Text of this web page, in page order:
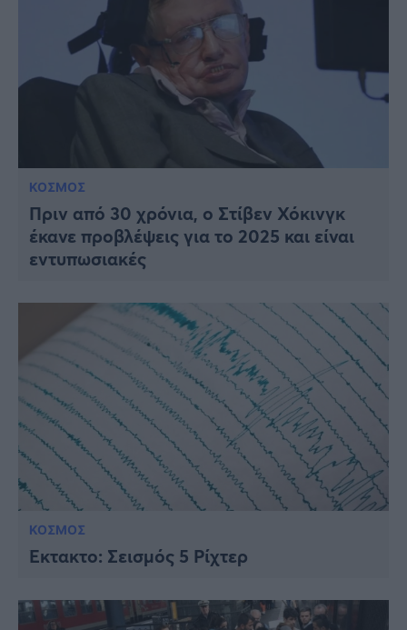
ΚΟΣΜΟΣ
Πριν από 30 χρόνια, ο Στίβεν Χόκινγκ
έκανε προβλέψεις για το 2025 και είναι
εντυπωσιακές
ΚΟΣΜΟΣ
Έκτακτο: Σεισμός 5 Ρίχτερ